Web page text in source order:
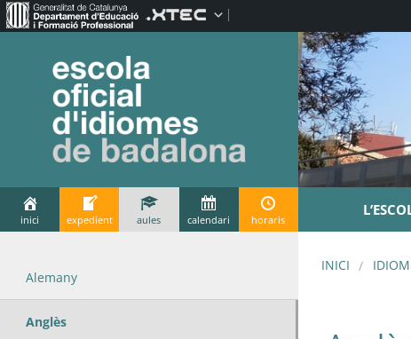
inici expedient aules calendari horaris
INICI
Alemany
Anglès